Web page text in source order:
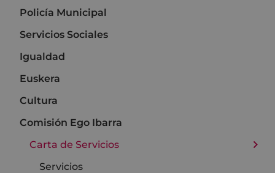
Policía Municipal
Servicios Sociales
Igualdad
Euskera
Cultura
Comisión Ego Ibarra
Carta de Servicios
Servicios